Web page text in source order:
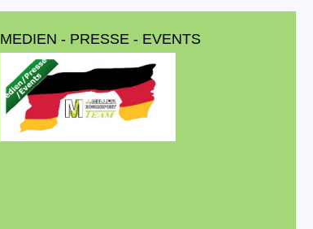
MEDIEN - PRESSE - EVENTS